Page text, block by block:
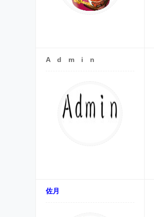
A d m i n
佐月